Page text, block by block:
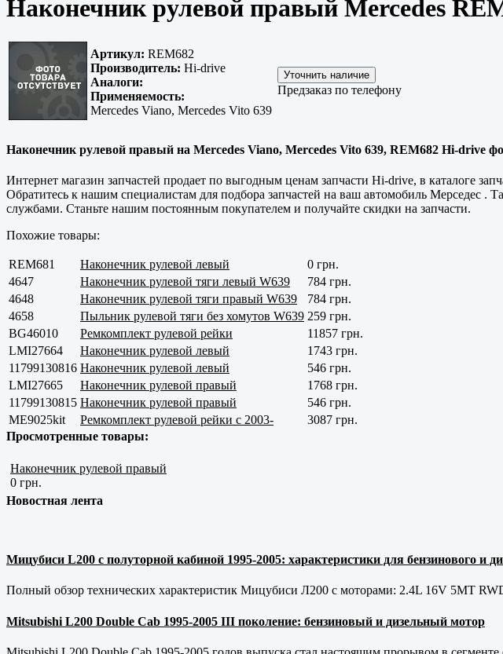
Наконечник рулевой правый Mercedes
Артикул: REM682
Производитель: Hi-drive
Аналоги:
Применяемость:
Mercedes Viano, Mercedes Vito 639
Предзаказ по телефону
Наконечник рулевой правый на Mercedes Viano, Mercedes Vito 639, REM682 Hi-drive
Интернет магазин запчастей продает по выгодным ценам запчасти Hi-drive, в каталоге
Обратитесь к нашим специалистам для подбора запчастей на ваш автомобиль Мерседес
службами. Станьте нашим постоянным покупателем и получайте скидки на запчасти.
Похожие товары:
REM681 Наконечник рулевой левый
0 грн.
4647
Наконечник рулевой тяги левый W639
784 грн.
4648
Наконечник рулевой тяги правый W639
784 грн.
4658
Пыльник рулевой тяги без хомутов W639 259 грн.
BG46010
Ремкомплект рулевой рейки
11857 грн.
LMI27664
Наконечник рулевой левый
1743 грн.
11799130816 Наконечник рулевой левый
546 грн.
LMI27665
Наконечник рулевой правый
1768 грн.
11799130815 Наконечник рулевой правый
546 грн.
ME9025kit
Ремкомплект рулевой рейки с 2003-
3087 грн.
Просмотренные товары:
Наконечник рулевой правый
0 грн.
Новостная лента
Мицубиси L200 с полуторной кабиной 1995-2005: характеристики для бензинового и
Полный обзор технических характеристик Мицубиси Л200 с моторами: 2.4L 16V 5MT
Mitsubishi L200 Double Cab 1995-2005 III поколение: бензиновый и дизельный мотор